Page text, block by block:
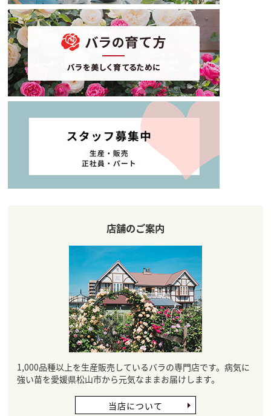
店舗のご案内
1,000品種以上を生産販売しているバラの専門店です。病気に
強い苗を愛媛県松山市から元気なままお届けします。
当店について